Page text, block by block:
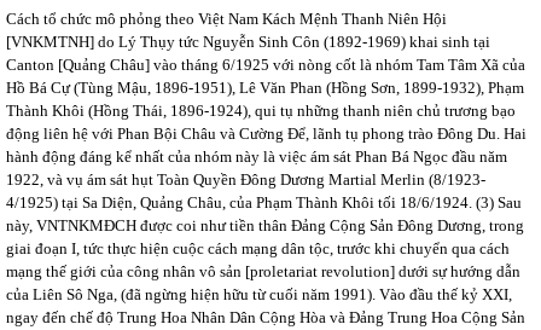
Cách tổ chức mô phỏng theo Việt Nam Kách Mệnh Thanh Niên Hội
[VNKMTNH] do Lý Thụy tức Nguyễn Sinh Côn (1892-1969) khai sinh tại
Canton [Quảng Châu] vào tháng 6/1925 với nòng cốt là nhóm Tam Tâm Xã của
Hồ Bá Cự (Tùng Mậu, 1896-1951), Lê Văn Phan (Hồng Sơn, 1899-1932), Phạm
Thành Khôi (Hồng Thái, 1896-1924), qui tụ những thanh niên chủ trương bạo
động liên hệ với Phan Bội Châu và Cường Để, lãnh tụ phong trào Đông Du. Hai
hành động đáng kể nhất của nhóm này là việc ám sát Phan Bá Ngọc đầu năm
1922, và vụ ám sát hụt Toàn Quyền Đông Dương Martial Merlin (8/1923-
4/1925) tại Sa Diện, Quảng Châu, của Phạm Thành Khôi tối 18/6/1924. (3) Sau
này, VNTNKMĐCH được coi như tiền thân Đảng Cộng Sản Đông Dương, trong
giai đoạn I, tức thực hiện cuộc cách mạng dân tộc, trước khi chuyển qua cách
mạng thế giới của công nhân vô sản [proletariat revolution] dưới sự hướng dẫn
của Liên Sô Nga, (đã ngừng hiện hữu từ cuối năm 1991). Vào đầu thế kỷ XXI,
ngay đến chế độ Trung Hoa Nhân Dân Cộng Hòa và Đảng Trung Hoa Cộng Sản